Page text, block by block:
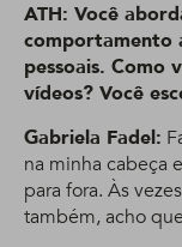
ATH: Você
comportamento
pessoais. Como
vídeos? Você
Gabriela Fadel:
na minha cabeça
para fora. Às
também, acho